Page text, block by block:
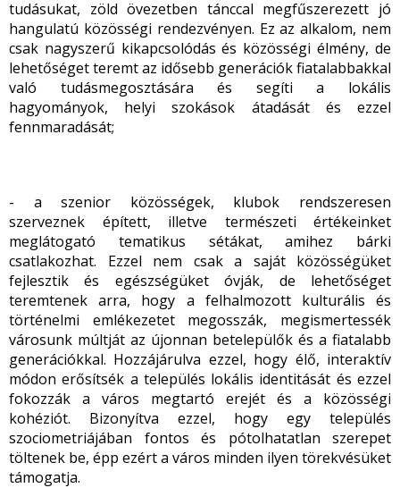
tudásukat, zöld övezetben tánccal megfűszerezett jó
hangulatú közösségi rendezvényen. Ez az alkalom, nem
csak nagyszerű kikapcsolódás és közösségi élmény, de
lehetőséget teremt az idősebb generációk fiatalabbakkal
való tudásmegosztására és segíti a lokális
hagyományok, helyi szokások átadását és ezzel
fennmaradását;
- a szenior közösségek, klubok rendszeresen
szerveznek épített, illetve természeti értékeinket
meglátogató tematikus sétákat, amihez bárki
csatlakozhat. Ezzel nem csak a saját közösségüket
fejlesztik és egészségüket óvják, de lehetőséget
teremtenek arra, hogy a felhalmozott kulturális és
történelmi emlékezetet megosszák, megismertessék
városunk múltját az újonnan betelepülők és a fiatalabb
generációkkal. Hozzájárulva ezzel, hogy élő, interaktív
módon erősítsék a település lokális identitását és ezzel
fokozzák a város megtartó erejét és a közösségi
kohéziót. Bizonyítva ezzel, hogy egy település
szociometriájában fontos és pótolhatatlan szerepet
töltenek be, épp ezért a város minden ilyen törekvésüket
támogatja.